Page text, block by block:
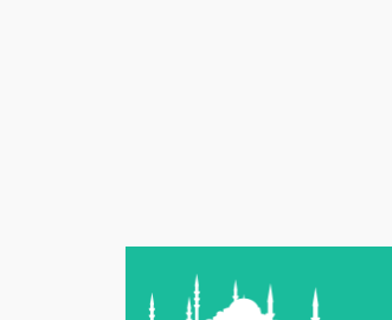
Preparatların